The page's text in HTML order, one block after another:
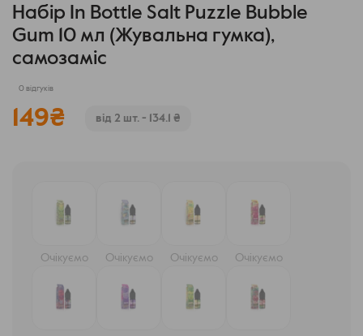
Набір In Bottle Salt Puzzle Bubble
Gum 10 мл (Жувальна гумка),
самозаміс
0 відгуків
149₴ від 2 шт. - 134.1 ₴
Очікуємо Очікуємо Очікуємо Очікуємо